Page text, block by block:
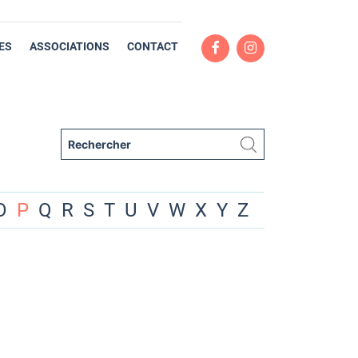
ASSOCIATIONS CONTACT
P Q R S T U V W X Y Z